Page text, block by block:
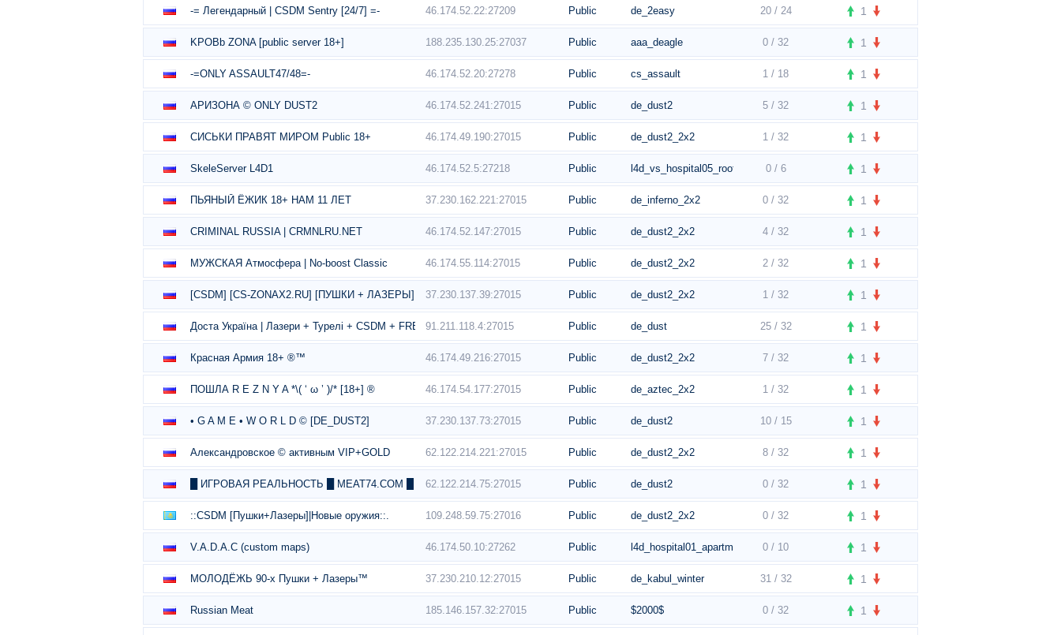
-= Легендарный | CSDM Sentry [24/7] =- 46.174.52.22:27209 Public de_2easy 20 / 24 1
KPOBb ZONA [public server 18+] 188.235.130.25:27037 Public aaa_deagle 0 / 32 1
-=ONLY ASSAULT47/48=- 46.174.52.20:27278 Public cs_assault 1 / 18 1
АРИЗОНА © ONLY DUST2 46.174.52.241:27015 Public de_dust2 5 / 32 1
СИСЬКИ ПРАВЯТ МИРОМ Public 18+ 46.174.49.190:27015 Public de_dust2_2x2 1 / 32 1
SkeleServer L4D1 46.174.52.5:27218 Public l4d_vs_hospital05_rooftop 0 / 6 1
ПЬЯНЫЙ ЁЖИК 18+ НАМ 11 ЛЕТ 37.230.162.221:27015 Public de_inferno_2x2 0 / 32 1
CRIMINAL RUSSIA | CRMNLRU.NET 46.174.52.147:27015 Public de_dust2_2x2 4 / 32 1
МУЖСКАЯ Атмосфера | No-boost Classic 46.174.55.114:27015 Public de_dust2_2x2 2 / 32 1
[CSDM] [CS-ZONAX2.RU] [ПУШКИ + ЛАЗЕРЫ] 37.230.137.39:27015 Public de_dust2_2x2 1 / 32 1
Доста Україна | Лазери + Турелі + CSDM + FREE VIP91.211.118.4:27015 Public de_dust 25 / 32 1
Красная Армия 18+ ®™ 46.174.49.216:27015 Public de_dust2_2x2 7 / 32 1
ПОШЛА R E Z N Y A *\( ‘ ω ’ )/* [18+] ® 46.174.54.177:27015 Public de_aztec_2x2 1 / 32 1
• G A M E • W O R L D © [DE_DUST2] 37.230.137.73:27015 Public de_dust2 10 / 15 1
Александровское © активным VIP+GOLD 62.122.214.221:27015 Public de_dust2_2x2 8 / 32 1
█ ИГРОВАЯ РЕАЛЬНОСТЬ █ MEAT74.COM █ 62.122.214.75:27015 Public de_dust2 0 / 32 1
::CSDM [Пушки+Лазеры]|Новые оружия::. 109.248.59.75:27016 Public de_dust2_2x2 0 / 32 1
V.A.D.A.C (custom maps) 46.174.50.10:27262 Public l4d_hospital01_apartment 0 / 10 1
МОЛОДЁЖЬ 90-х Пушки + Лазеры™ 37.230.210.12:27015 Public de_kabul_winter 31 / 32 1
Russian Meat 185.146.157.32:27015 Public $2000$ 0 / 32 1